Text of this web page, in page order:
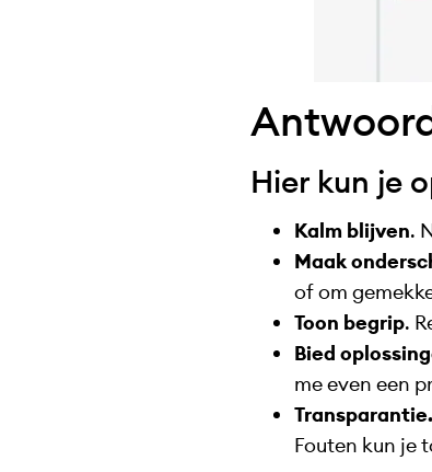
Hier kun je
Kalm blijven.
Maak
of om
Toon begrip.
Bied
me even een
Transparantie.
Fouten kun je